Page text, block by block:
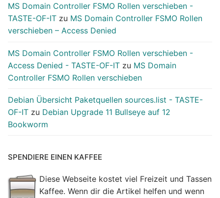
MS Domain Controller FSMO Rollen verschieben -
TASTE-OF-IT zu MS Domain Controller FSMO Rollen
verschieben – Access Denied
MS Domain Controller FSMO Rollen verschieben -
Access Denied - TASTE-OF-IT zu MS Domain
Controller FSMO Rollen verschieben
Debian Übersicht Paketquellen sources.list - TASTE-
OF-IT zu Debian Upgrade 11 Bullseye auf 12
Bookworm
SPENDIERE EINEN KAFFEE
Diese Webseite kostet viel Freizeit und Tassen
Kaffee. Wenn dir die Artikel helfen und wenn